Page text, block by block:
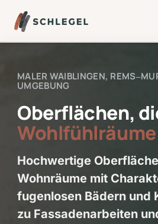
MALER WAIBLINGEN, REMS‒
UMGEBUNG
Wohlfühlräume
Hochwertige
Wohnräume mit
fugenlosen Bädern und
zu Fassadenarbeiten